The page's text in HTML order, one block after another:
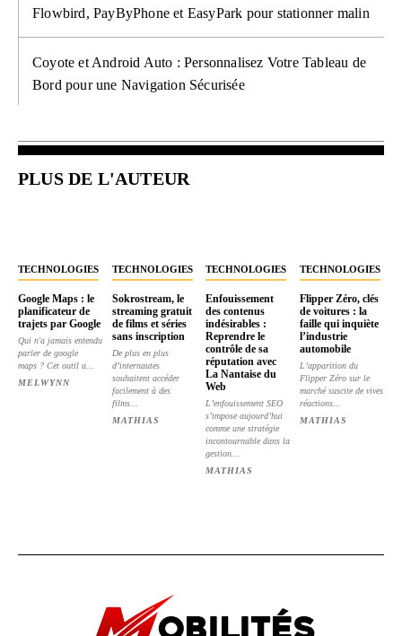
Flowbird, PayByPhone et EasyPark pour stationner malin
Coyote et Android Auto : Personnalisez Votre Tableau de
Bord pour une Navigation Sécurisée
PLUS DE L'AUTEUR
TECHNOLOGIES
Google Maps : le
planificateur de
trajets par Google
Qui n'a jamais entendu
parler de google
maps ? Cet outil a...
MELWYNN
TECHNOLOGIES
Sokrostream, le
streaming gratuit
de films et séries
sans inscription
De plus en plus
d’internautes
souhaitent accéder
facilement à des
films...
MATHIAS
TECHNOLOGIES
Enfouissement
des contenus
indésirables :
Reprendre le
contrôle de sa
réputation avec
La Nantaise du
Web
L’enfouissement SEO
s’impose aujourd’hui
comme une stratégie
incontournable dans la
gestion...
MATHIAS
TECHNOLOGIES
Flipper Zéro, clés
de voitures : la
faille qui inquiète
l’industrie
automobile
L’apparition du
Flipper Zéro sur le
marché suscite de vives
réactions...
MATHIAS